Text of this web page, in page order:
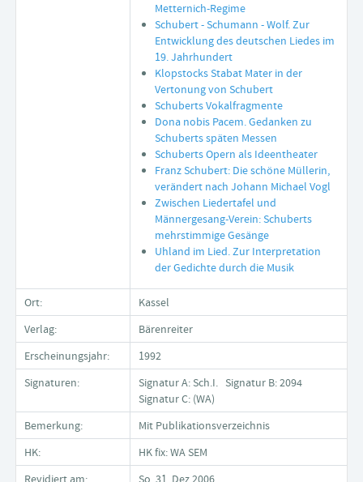
Metternich-Regime
Schubert - Schumann - Wolf. Zur
Entwicklung des deutschen Liedes im
19. Jahrhundert
Klopstocks Stabat Mater in der
Vertonung von Schubert
Schuberts Vokalfragmente
Dona nobis Pacem. Gedanken zu
Schuberts späten Messen
Schuberts Opern als Ideentheater
Franz Schubert: Die schöne Müllerin,
verändert nach Johann Michael Vogl
Zwischen Liedertafel und
Männergesang-Verein: Schuberts
mehrstimmige Gesänge
Uhland im Lied. Zur Interpretation
der Gedichte durch die Musik
Ort:
Kassel
Verlag:
Bärenreiter
Erscheinungsjahr:
1992
Signaturen:
Signatur A: Sch.I. Signatur B: 2094
Signatur C: (WA)
Bemerkung:
Mit Publikationsverzeichnis
HK:
HK fix: WA SEM
Revidiert am:
So, 31. Dez 2006